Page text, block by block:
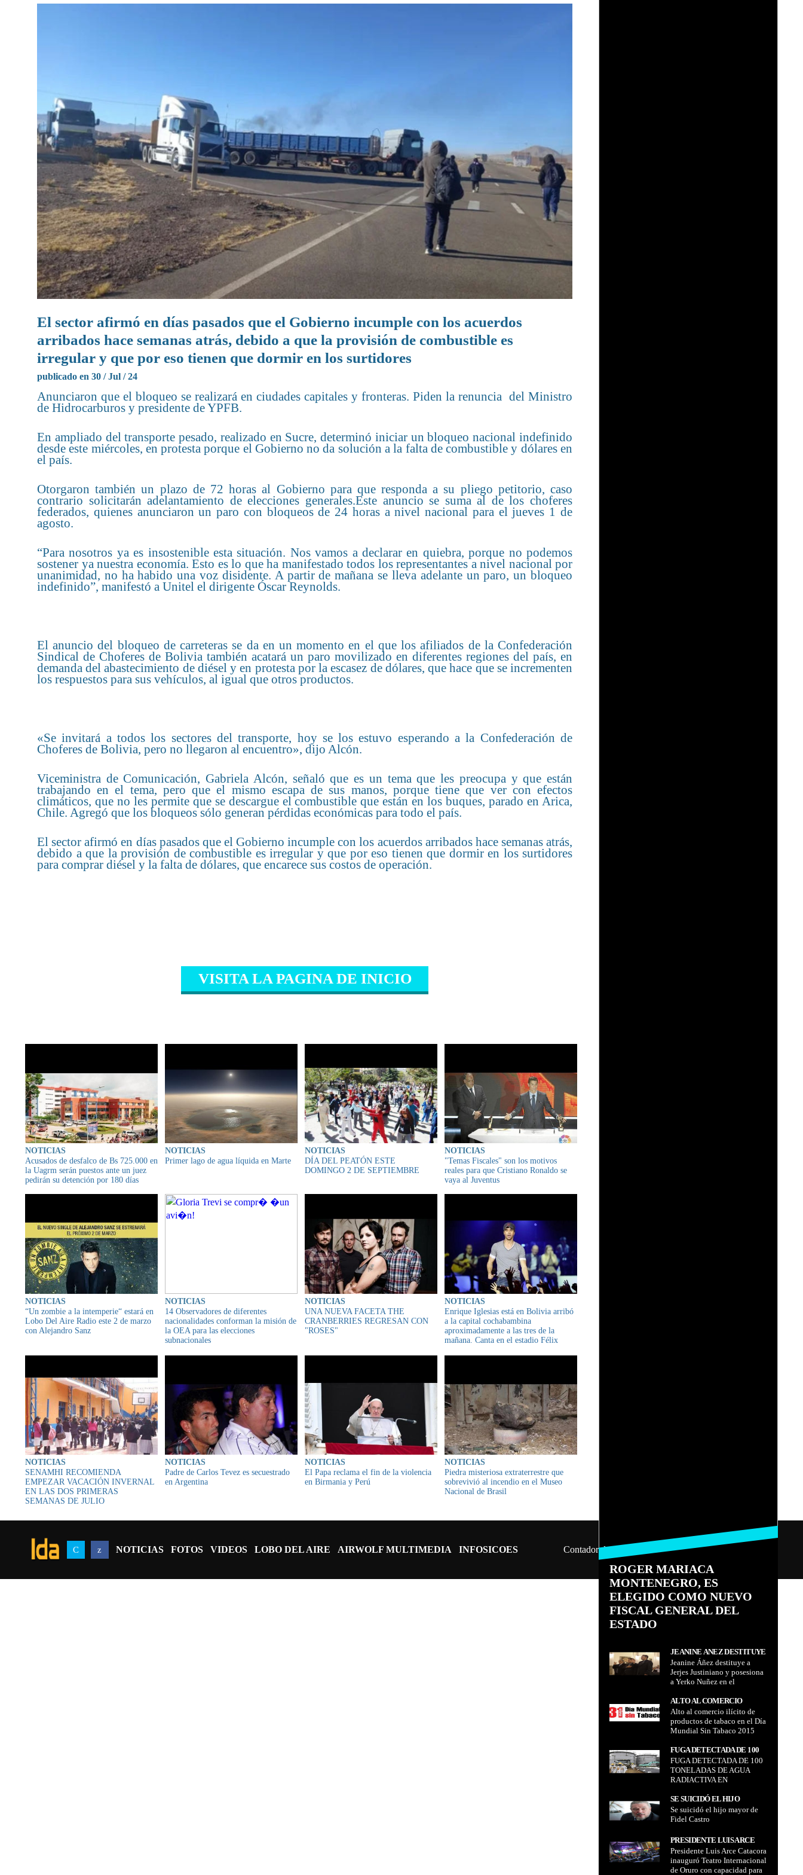
El sector afirmó en días pasados que el Gobierno incumple con los acuerdos
arribados hace semanas atrás, debido a que la provisión de combustible es
irregular y que por eso tienen que dormir en los surtidores
publicado en 30 / Jul / 24
Anunciaron que el bloqueo se realizará en ciudades capitales y fronteras. Piden la renuncia del Ministro
de Hidrocarburos y presidente de YPFB.
En ampliado del transporte pesado, realizado en Sucre, determinó iniciar un bloqueo nacional indefinido
desde este miércoles, en protesta porque el Gobierno no da solución a la falta de combustible y dólares en
el país.
Otorgaron también un plazo de 72 horas al Gobierno para que responda a su pliego petitorio, caso
contrario solicitarán adelantamiento de elecciones generales.Este anuncio se suma al de los choferes
federados, quienes anunciaron un paro con bloqueos de 24 horas a nivel nacional para el jueves 1 de
agosto.
“Para nosotros ya es insostenible esta situación. Nos vamos a declarar en quiebra, porque no podemos
sostener ya nuestra economía. Esto es lo que ha manifestado todos los representantes a nivel nacional por
unanimidad, no ha habido una voz disidente. A partir de mañana se lleva adelante un paro, un bloqueo
indefinido”, manifestó a Unitel el dirigente Óscar Reynolds.
El anuncio del bloqueo de carreteras se da en un momento en el que los afiliados de la Confederación
Sindical de Choferes de Bolivia también acatará un paro movilizado en diferentes regiones del país, en
demanda del abastecimiento de diésel y en protesta por la escasez de dólares, que hace que se incrementen
los respuestos para sus vehículos, al igual que otros productos.
«Se invitará a todos los sectores del transporte, hoy se los estuvo esperando a la Confederación de
Choferes de Bolivia, pero no llegaron al encuentro», dijo Alcón.
Viceministra de Comunicación, Gabriela Alcón, señaló que es un tema que les preocupa y que están
trabajando en el tema, pero que el mismo escapa de sus manos, porque tiene que ver con efectos
climáticos, que no les permite que se descargue el combustible que están en los buques, parado en Arica,
Chile. Agregó que los bloqueos sólo generan pérdidas económicas para todo el país.
El sector afirmó en días pasados que el Gobierno incumple con los acuerdos arribados hace semanas atrás,
debido a que la provisión de combustible es irregular y que por eso tienen que dormir en los surtidores
para comprar diésel y la falta de dólares, que encarece sus costos de operación.
VISITA LA PAGINA DE INICIO
NOTICIAS
Acusados de desfalco de Bs 725.000 en
la Uagrm serán puestos ante un juez
pedirán su detención por 180 días
NOTICIAS
Primer lago de agua líquida en Marte
NOTICIAS
DÍA DEL PEATÓN ESTE
DOMINGO 2 DE SEPTIEMBRE
NOTICIAS
"Temas Fiscales" son los motivos
reales para que Cristiano Ronaldo se
vaya al Juventus
NOTICIAS
“Un zombie a la intemperie“ estará en
Lobo Del Aire Radio este 2 de marzo
con Alejandro Sanz
NOTICIAS
14 Observadores de diferentes
nacionalidades conforman la misión de
la OEA para las elecciones
subnacionales
NOTICIAS
UNA NUEVA FACETA THE
CRANBERRIES REGRESAN CON
"ROSES"
NOTICIAS
Enrique Iglesias está en Bolivia arribó
a la capital cochabambina
aproximadamente a las tres de la
mañana. Canta en el estadio Félix
NOTICIAS
SENAMHI RECOMIENDA
EMPEZAR VACACIÓN INVERNAL
EN LAS DOS PRIMERAS
SEMANAS DE JULIO
NOTICIAS
Padre de Carlos Tevez es secuestrado
en Argentina
NOTICIAS
El Papa reclama el fin de la violencia
en Birmania y Perú
NOTICIAS
Piedra misteriosa extraterrestre que
sobrevivió al incendio en el Museo
Nacional de Brasil
ROGER MARIACA
MONTENEGRO, ES
ELEGIDO COMO NUEVO
FISCAL GENERAL DEL
ESTADO
JEANINE ÁÑEZ DESTITUYE
A JERJES JUSTINIANO Y
POSESIONA A YERKO
NUÑEZ EN EL MINISTERIO
ADEMÁS DE OTROS DOS
NUEVOS MINISTROS
Jeanine Áñez destituye a
Jerjes Justiniano y posesiona
a Yerko Nuñez en el
además de otros dos nuevos
ministros
ALTO AL COMERCIO
ILÍCITO DE PRODUCTOS DE
TABACO EN EL DÍA
MUNDIAL SIN TABACO 2015
Alto al comercio ilícito de
productos de tabaco en el Día
Mundial Sin Tabaco 2015
FUGA DETECTADA DE 100
TONELADAS DE AGUA
RADIACTIVA EN
FUKUSHIMA
FUGA DETECTADA DE 100
TONELADAS DE AGUA
RADIACTIVA EN
SE SUICIDÓ EL HIJO
MAYOR DE FIDEL CASTRO
Se suicidó el hijo mayor de
Fidel Castro
PRESIDENTE LUIS ARCE
CATACORA INAUGURÓ
TEATRO INTERNACIONAL
DE ORURO CON
Presidente Luis Arce Catacora
inauguró Teatro Internacional
de Oruro con capacidad para
NOTICIAS FOTOS VIDEOS LOBO DEL AIRE AIRWOLF MULTIMEDIA INFOSICOES Contador de visitas: 10426138